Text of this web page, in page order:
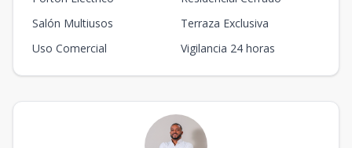
Salón Multiusos
Terraza Exclusiva
Uso Comercial
Vigilancia 24 horas